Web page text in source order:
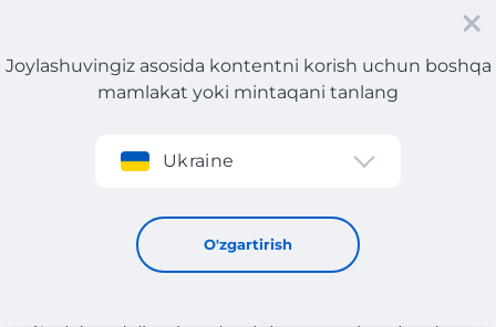
Roʻyxatdan oʻtish
Joylashuvingiz asosida kontentni korish uchun boshqa
mamlakat yoki mintaqani tanlang
Ukraine
O'zgartirish
O'yinchoqlar yetkazib berish bilan O'zbekiston
O'yinchoqlar yetkazib berish
bilan O'zbekiston